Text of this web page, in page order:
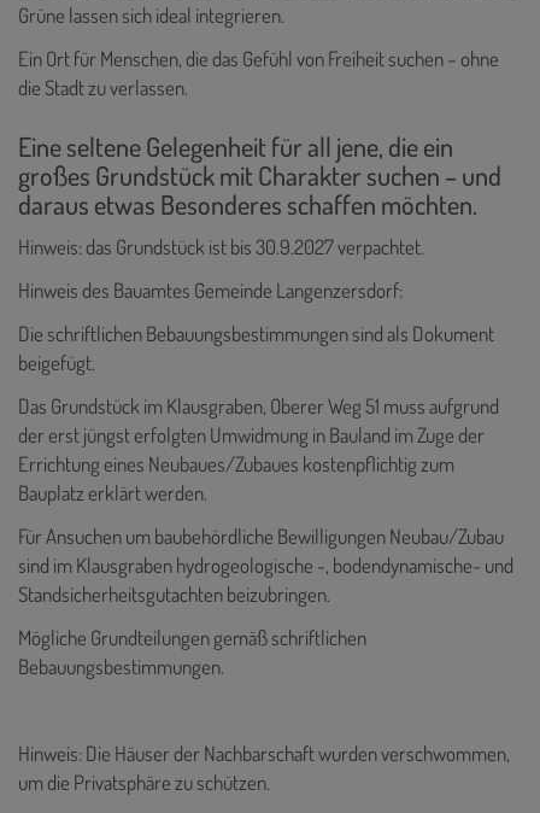
Grüne lassen sich ideal integrieren.
Ein Ort für Menschen, die das Gefühl von Freiheit suchen – ohne
die Stadt zu verlassen.
Eine seltene Gelegenheit für all jene, die ein
großes Grundstück mit Charakter suchen – und
daraus etwas Besonderes schaffen möchten.
Hinweis: das Grundstück ist bis 30.9.2027 verpachtet.
Hinweis des Bauamtes Gemeinde Langenzersdorf:
Die schriftlichen Bebauungsbestimmungen sind als Dokument
beigefügt.
Das Grundstück im Klausgraben, Oberer Weg 51 muss aufgrund
der erst jüngst erfolgten Umwidmung in Bauland im Zuge der
Errichtung eines Neubaues/Zubaues kostenpflichtig zum
Bauplatz erklärt werden.
Für Ansuchen um baubehördliche Bewilligungen Neubau/Zubau
sind im Klausgraben hydrogeologische -, bodendynamische- und
Standsicherheitsgutachten beizubringen.
Mögliche Grundteilungen gemäß schriftlichen
Bebauungsbestimmungen.
Hinweis: Die Häuser der Nachbarschaft wurden verschwommen,
um die Privatsphäre zu schützen.